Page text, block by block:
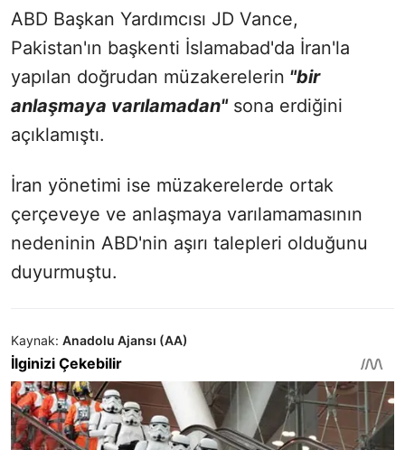
ABD Başkan Yardımcısı JD Vance,
Pakistan'ın başkenti İslamabad'da İran'la
yapılan doğrudan müzakerelerin "bir
anlaşmaya varılamadan"sona erdiğini
açıklamıştı.
İran yönetimi ise müzakerelerde ortak
çerçeveye ve anlaşmaya varılamamasının
nedeninin ABD'nin aşırı talepleri olduğunu
duyurmuştu.
Kaynak: Anadolu Ajansı (AA)